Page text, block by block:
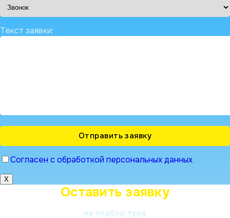
Текст заявки:
Согласен с обработкой персональных данных
X
Оставить заявку
на подбор тура